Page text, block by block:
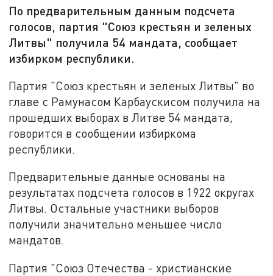
По предварительным данным подсчета
голосов, партия "Союз крестьян и зеленых
Литвы" получила 54 мандата, сообщает
избирком республики.
Партия "Союз крестьян и зеленых Литвы" во
главе с Рамунасом Карбаускисом получила на
прошедших выборах в Литве 54 мандата,
говорится в сообщении избиркома
республики.
Предварительные данные основаны на
результатах подсчета голосов в 1922 округах
Литвы. Остальные участники выборов
получили значительно меньшее число
мандатов.
Партия "Союз Отечества - христианские